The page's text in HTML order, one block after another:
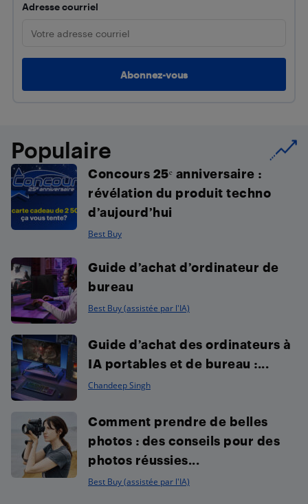
Adresse courriel
Populaire
Concours 25ᵉ anniversaire :
révélation du produit techno
d’aujourd’hui
Best Buy
Guide d’achat d’ordinateur de
bureau
Best Buy (assistée par l'IA)
Guide d’achat des ordinateurs à
IA portables et de bureau :...
Chandeep Singh
Comment prendre de belles
photos : des conseils pour des
photos réussies...
Best Buy (assistée par l'IA)